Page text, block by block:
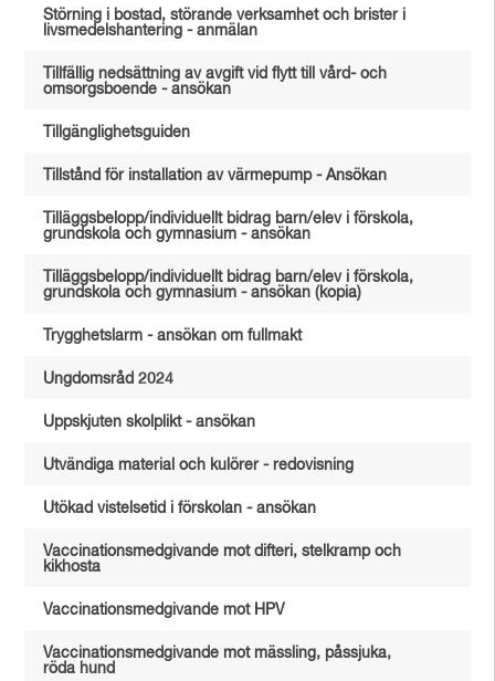
Störning i bostad, störande verksamhet och brister i
livsmedelshantering - anmälan
Tillfällig nedsättning av avgift vid flytt till vård- och
omsorgsboende - ansökan
Tillgänglighetsguiden
Tillstånd för installation av värmepump - Ansökan
Tilläggsbelopp/individuellt bidrag barn/elev i förskola,
grundskola och gymnasium - ansökan
Tilläggsbelopp/individuellt bidrag barn/elev i förskola,
grundskola och gymnasium - ansökan (kopia)
Trygghetslarm - ansökan om fullmakt
Ungdomsråd 2024
Uppskjuten skolplikt - ansökan
Utvändiga material och kulörer - redovisning
Utökad vistelsetid i förskolan - ansökan
Vaccinationsmedgivande mot difteri, stelkramp och
kikhosta
Vaccinationsmedgivande mot HPV
Vaccinationsmedgivande mot mässling, påssjuka,
röda hund